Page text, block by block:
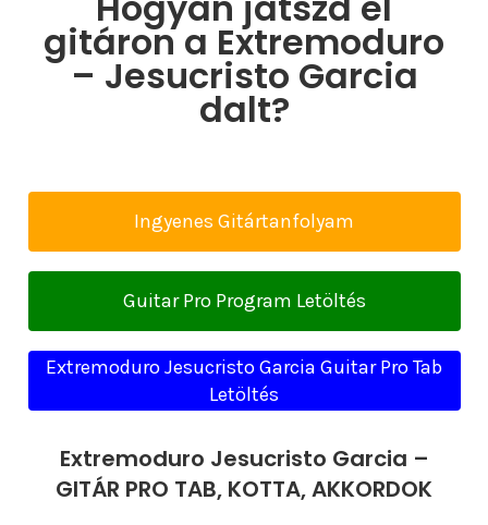
gitáron a Extremoduro
– Jesucristo Garcia
dalt?
Ingyenes Gitártanfolyam
Guitar Pro Program Letöltés
Extremoduro Jesucristo Garcia Guitar Pro Tab
Letöltés
Extremoduro Jesucristo Garcia –
GITÁR PRO TAB, KOTTA, AKKORDOK